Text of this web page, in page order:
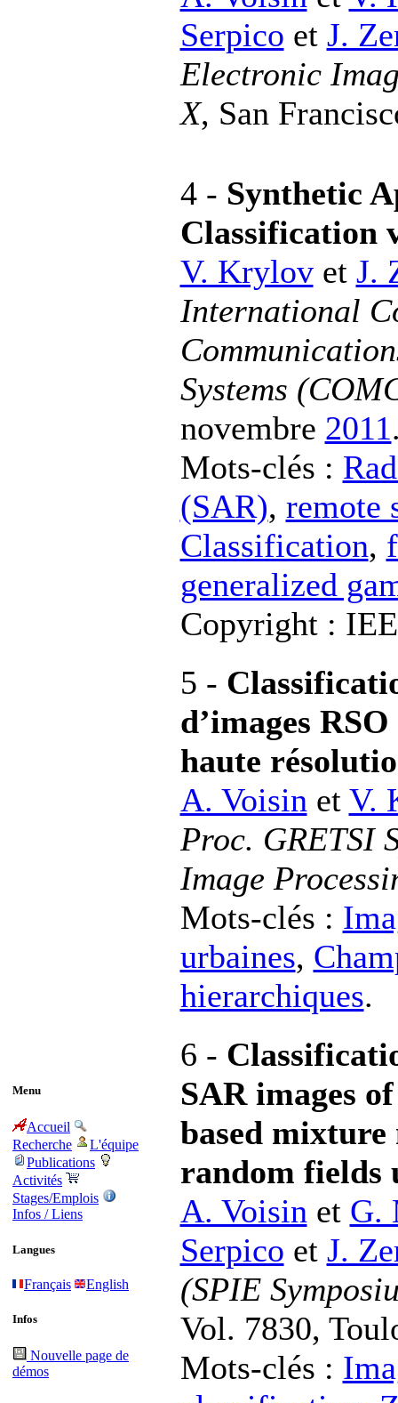
Menu
Accueil
Recherche
L'équipe
Publications
Activités
Stages/Emplois
Infos / Liens
Langues
Français English
Infos
Nouvelle page de
démos
Serpico et J.
Electronic
X, San
4 - Synthetic
Classification
V. Krylovet J.
International
Systems
novembre 2011
Mots-clés :
(SAR), remote
Classification,
generalized
Copyright :
5 -
d’images
haute
A. Voisin et V.
Proc. GRETSI
Image
Mots-clés :
urbaines,
hierarchiques.
6 -
SAR images
based mixture
random fields
A. Voisin et G.
Serpico et J.
(SPIE
Vol. 7830,
Mots-clés :